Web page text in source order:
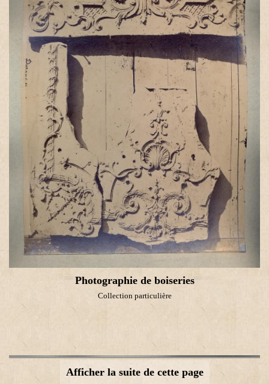
Photographie de boiseries
Collection particulière
Afficher la suite de cette page